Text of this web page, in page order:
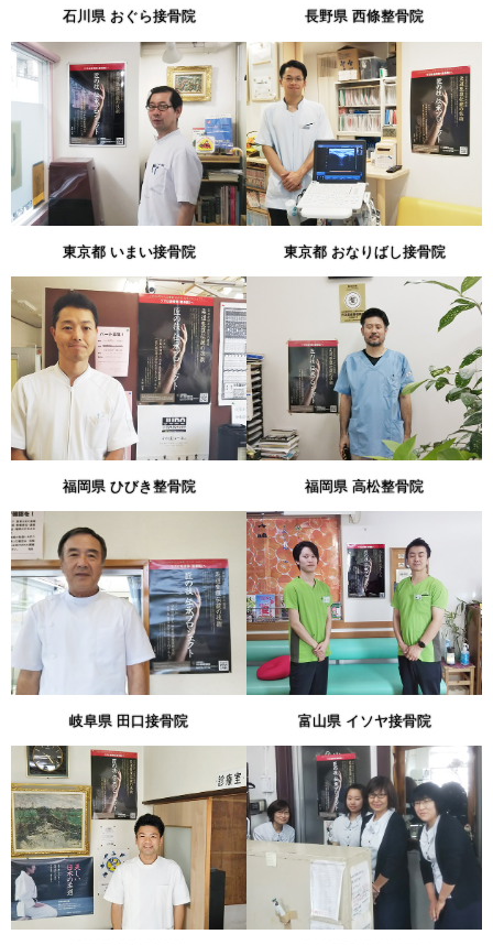
石川県 おぐら接骨院 長野県 西條整骨院
東京都 いまい接骨院 東京都 おなりばし接骨院
福岡県 ひびき整骨院 福岡県 高松整骨院
岐阜県 田口接骨院 富山県 イソヤ接骨院